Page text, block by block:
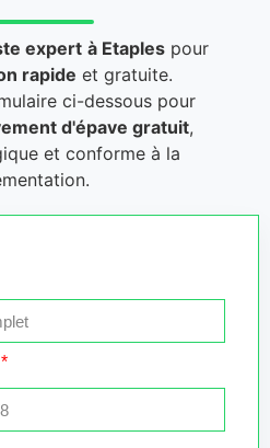
expert à Etaplespour
rapide et gratuite.
ci-dessous pour
d'épave gratuit,
et conforme à la